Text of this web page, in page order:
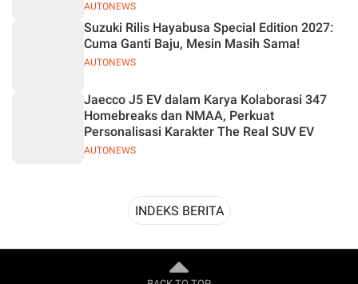
AUTONEWS
AUTONEWS
Suzuki Rilis Hayabusa Special Edition 2027:
Cuma Ganti Baju, Mesin Masih Sama!
AUTONEWS
Jaecco J5 EV dalam Karya Kolaborasi 347
Homebreaks dan NMAA, Perkuat
Personalisasi Karakter The Real SUV EV
INDEKS BERITA